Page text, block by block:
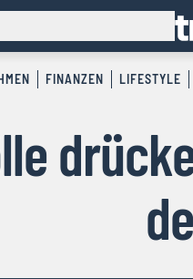
FINANZEN LIFESTYLE